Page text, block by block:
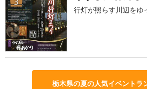
行灯が照らす川辺をゆ
栃木県の夏の人気イベントラ